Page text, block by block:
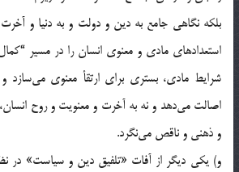
بلکه‌ نگاهی‌ جامع‌ به‌ دین‌ و دولت‌ و به‌ دنیا و
استعدادهای‌ مادی‌ و معنوی‌ انسان‌ را در مسیر
شرایط‌ ماد‌ی، بستری‌ برای‌ ارتقأ معنوی‌ می‌سازد
اصالت‌ می‌دهد و نه‌ به‌ آخرت‌ و معنویت‌ و روح‌ انسان،
و ذهنی‌ و ناقص‌ می‌نگرد.
و) یکی‌ دیگر از آفات‌ «تلفیق‌ دین‌ و سیاست» در